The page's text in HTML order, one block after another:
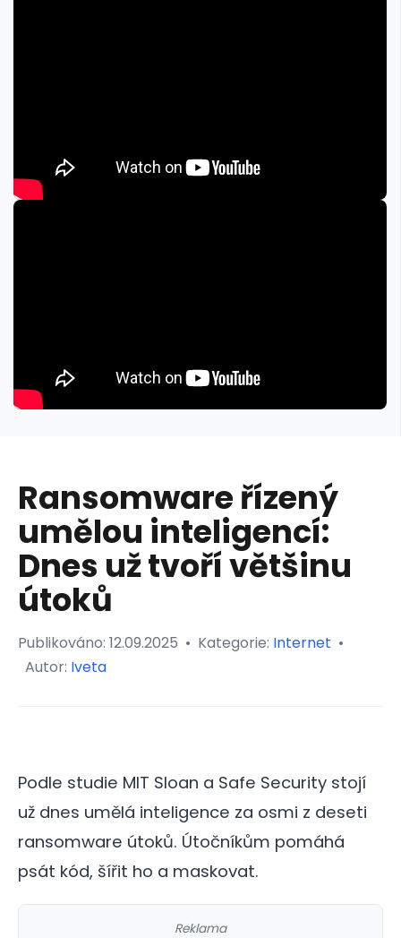
Ransomware řízený
umělou inteligencí:
Dnes už tvoří většinu
útoků
Publikováno: 12.09.2025 • Kategorie: Internet •
Autor: Iveta
Podle studie MIT Sloan a Safe Security stojí
už dnes umělá inteligence za osmi z deseti
ransomware útoků. Útočníkům pomáhá
psát kód, šířit ho a maskovat.
Reklama